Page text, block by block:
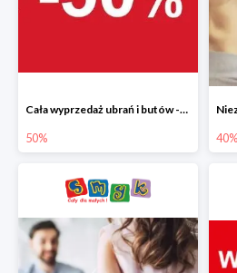
Cała wyprzedaż ubrań i butów -50%
50% 40%